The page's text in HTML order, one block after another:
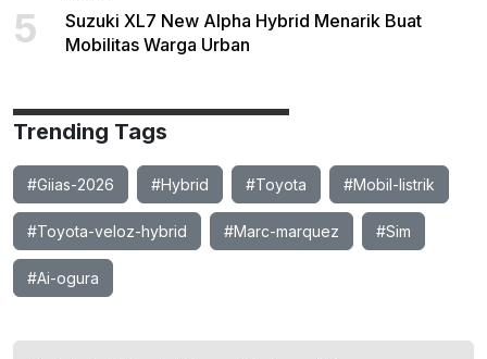
5
Suzuki XL7 New Alpha Hybrid Menarik Buat
Mobilitas Warga Urban
Trending Tags
#Giias-2026 #Hybrid #Toyota #Mobil-listrik
#Toyota-veloz-hybrid #Marc-marquez #Sim
#Ai-ogura